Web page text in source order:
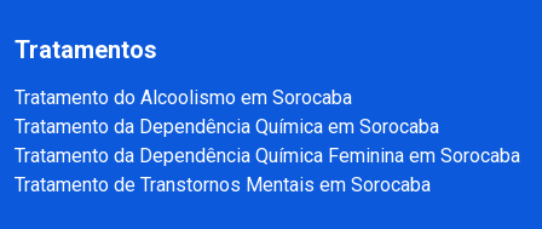
Tratamentos
Tratamento do Alcoolismo em Sorocaba
Tratamento da Dependência Química em Sorocaba
Tratamento da Dependência Química Feminina em Sorocaba
Tratamento de Transtornos Mentais em Sorocaba